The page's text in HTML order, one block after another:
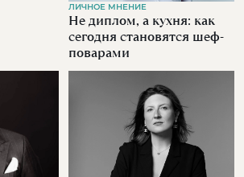
ЛИЧНОЕ МНЕНИЕ
Не диплом, а кухня: как
сегодня становятся шеф-
поварами